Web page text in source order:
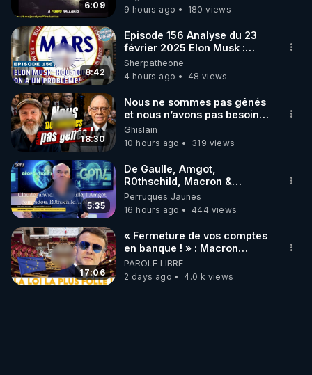
6:09
ORIGINE DU PÉTROLE ?
9 hours ago
180 views
8:42
Episode 156 Analyse du 23
février 2025 Elon Musk :
Houston , on a un problème !
Sherpatheone
4 hours ago
48 views
18:30
Nous ne sommes pas gênés
et nous n’avons pas besoin
de nous excuser ! #jw
#jehovah #collegecentral
Ghislain
10 hours ago
319 views
5:35
De Gaulle, Amgot,
R0thschild, Macron &
Pompidou… Macron Claude
Janvier, GPTV, 18 X 2024
Perruques Jaunes
16 hours ago
444 views
17:06
« Fermeture de vos comptes
en banque ! » : Macron
impose une loi folle !
PAROLE LIBRE
2 days ago
4.0 k views